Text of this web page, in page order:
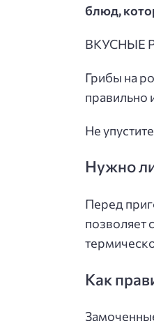
блюд,
ВКУСНЫЕ
Грибы на
правильно
Не
Нужно
Перед
позволяет
Как